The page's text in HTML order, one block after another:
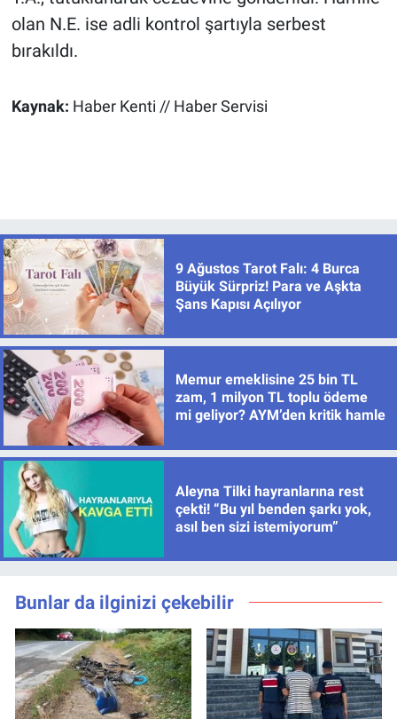
olan N.E. ise adli kontrol şartıyla serbest
bırakıldı.
Kaynak: Haber Kenti // Haber Servisi
9 Ağustos Tarot Falı: 4 Burca
Büyük Sürpriz! Para ve Aşkta
Şans Kapısı Açılıyor
Memur emeklisine 25 bin TL
zam, 1 milyon TL toplu ödeme
mi geliyor? AYM’den kritik hamle
Aleyna Tilki hayranlarına rest
çekti! “Bu yıl benden şarkı yok,
asıl ben sizi istemiyorum”
Bunlar da ilginizi çekebilir